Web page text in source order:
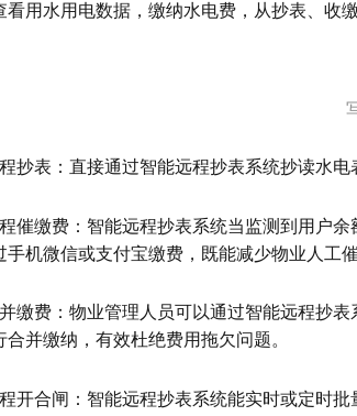
看用水用电数据，缴纳水电费，从抄表、收
抄表：直接通过智能远程抄表系统抄读水电
催缴费：智能远程抄表系统当监测到用户
手机微信或支付宝缴费，既能减少物业人工
缴费：物业管理人员可以通过智能远程抄
合并缴纳，有效杜绝费用拖欠问题。
开合闸：智能远程抄表系统能实时或定时